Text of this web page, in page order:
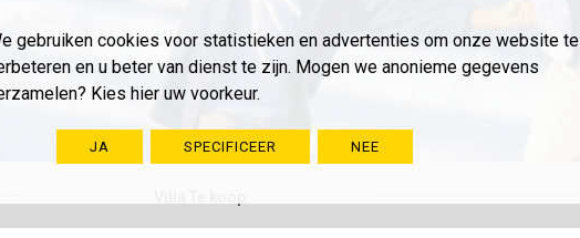
gebruiken cookies voor statistieken en advertenties om onze website te
en u beter van dienst te zijn. Mogen we anonieme gegevens
Kies hier uw voorkeur.
JA SPECIFICEER NEE